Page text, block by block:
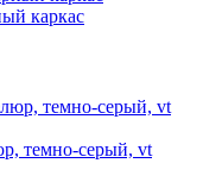
каркас
темно-серый, vt